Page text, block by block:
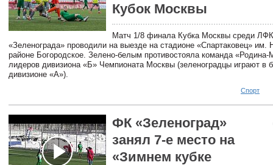
Кубок Москвы
Матч 1/8 финала Кубка Москвы среди
«Зеленограда» проводили на выезде на стадионе «Спартаковец» им.
районе Богородское. Зелено-белым противостояла команда «Родина-
лидеров дивизиона «Б» Чемпионата Москвы (зеленоградцы играют в
дивизионе «А»).
Спорт
ФК «Зеленоград»
занял 7-е место на
«Зимнем кубке